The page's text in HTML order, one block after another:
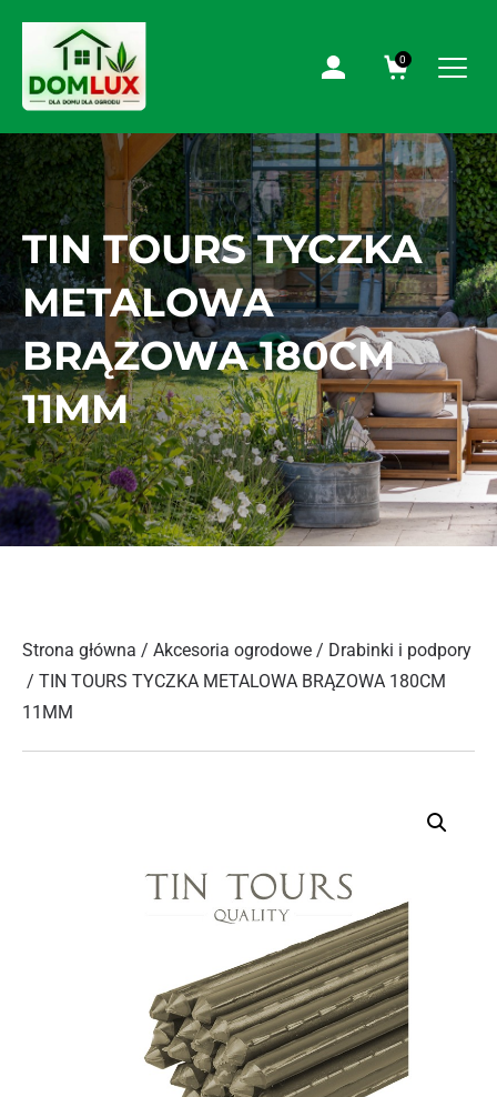
0
TIN TOURS TYCZKA
METALOWA
BRĄZOWA 180CM
11MM
Strona główna / Akcesoria ogrodowe / Drabinki i podpory
/ TIN TOURS TYCZKA METALOWA BRĄZOWA 180CM
11MM